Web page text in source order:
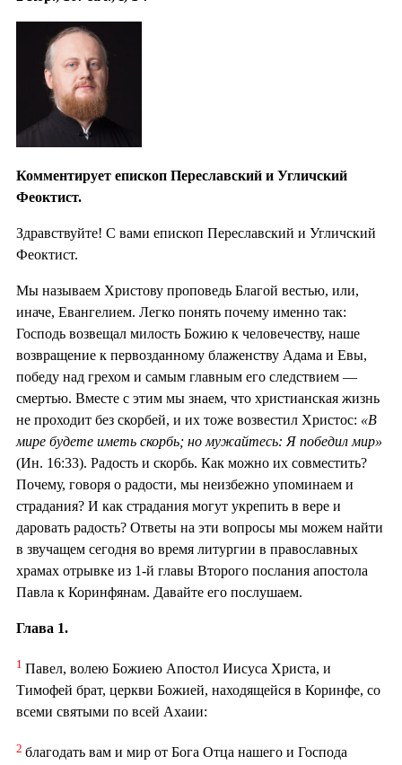
Комментирует епископ Переславский и Угличский
Феоктист.
Здравствуйте! С вами епископ Переславский и Угличский
Феоктист.
Мы называем Христову проповедь Благой вестью, или,
иначе, Евангелием. Легко понять почему именно так:
Господь возвещал милость Божию к человечеству, наше
возвращение к первозданному блаженству Адама и Евы,
победу над грехом и самым главным его следствием —
смертью. Вместе с этим мы знаем, что христианская жизнь
не проходит без скорбей, и их тоже возвестил Христос: «В
мире будете иметь скорбь; но мужайтесь: Я победил мир»
(Ин. 16:33). Радость и скорбь. Как можно их совместить?
Почему, говоря о радости, мы неизбежно упоминаем и
страдания? И как страдания могут укрепить в вере и
даровать радость? Ответы на эти вопросы мы можем найти
в звучащем сегодня во время литургии в православных
храмах отрывке из 1-й главы Второго послания апостола
Павла к Коринфянам. Давайте его послушаем.
Глава 1.
1 Павел, волею Божиею Апостол Иисуса Христа, и
Тимофей брат, церкви Божией, находящейся в Коринфе, со
всеми святыми по всей Ахаии:
2 благодать вам и мир от Бога Отца нашего и Господа